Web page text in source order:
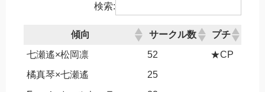
検索:
傾向 サークル数
プチ
七瀬遙×松岡凛
52
★CP
橘真琴×七瀬遙
25